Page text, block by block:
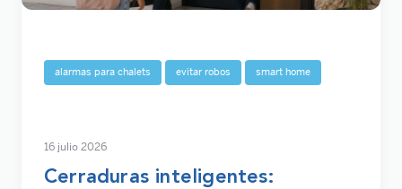
alarmas para chalets evitar robos smart home
16 julio 2026
Cerraduras inteligentes: